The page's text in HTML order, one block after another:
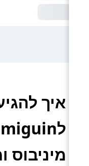
איך
מיניבוס